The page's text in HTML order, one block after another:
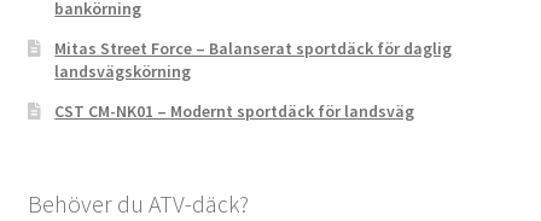
bankörning
Mitas Street Force – Balanserat sportdäck för daglig
landsvägskörning
CST CM-NK01 – Modernt sportdäck för landsväg
Behöver du ATV-däck?